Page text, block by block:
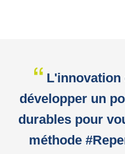
L'innovation
développer un
durables pour
méthode